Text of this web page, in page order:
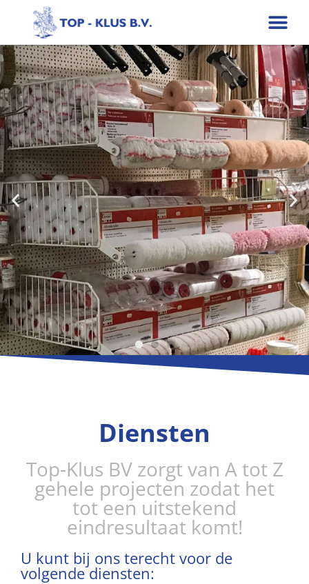
Met een uitgebreid assortiment aan
Diensten
Top-Klus BV zorgt van A tot Z
gehele projecten zodat het
tot een uitstekend
eindresultaat komt!
U kunt bij ons terecht voor de
volgende diensten: